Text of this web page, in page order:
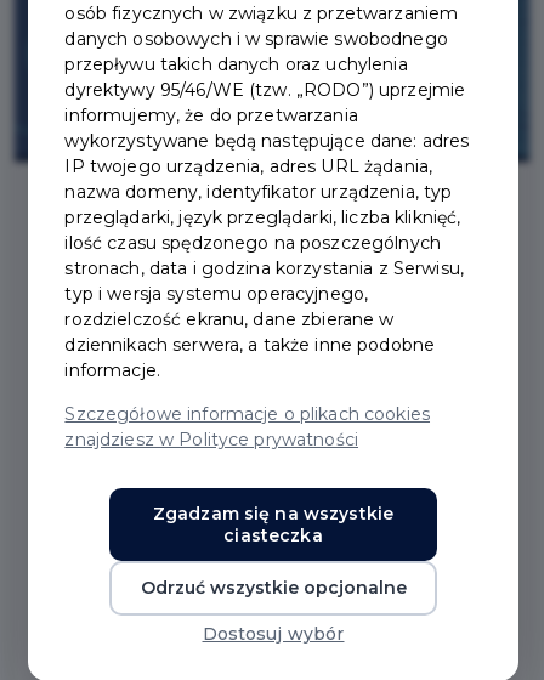
MUZYCZNE WIECZORY U
WIEDEMANNA
Dom Wiedemanna w Pruszczu Gdańskim przy ul.
wieczory u Wiedemanna". Koordynator artystyczny
cyklu: Maciej Kacprzak.
21 marca 2026 r. godz. 18:00
osób fizycznych w związku z przetwarzaniem
danych osobowych i w sprawie swobodnego
przepływu takich danych oraz uchylenia
dyrektywy 95/46/WE (tzw. „RODO”) uprzejmie
informujemy, że do przetwarzania
wykorzystywane będą następujące dane: adres
IP twojego urządzenia, adres URL żądania,
nazwa domeny, identyfikator urządzenia, typ
przeglądarki, język przeglądarki, liczba kliknięć,
ilość czasu spędzonego na poszczególnych
stronach, data i godzina korzystania z Serwisu,
typ i wersja systemu operacyjnego,
rozdzielczość ekranu, dane zbierane w
dziennikach serwera, a także inne podobne
informacje.
Szczegółowe informacje o plikach cookies
znajdziesz w Polityce prywatności
Zgadzam się na wszystkie
ciasteczka
Odrzuć wszystkie opcjonalne
Dostosuj wybór